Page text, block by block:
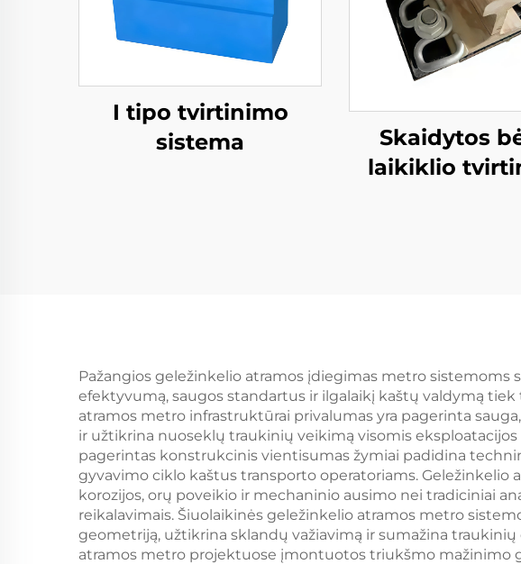
I tipo tvirtinimo
sistema
Skaidytos
laikiklio
Pažangios geležinkelio atramos įdiegimas metro
efektyvumą, saugos standartus ir ilgalaikį kaštų valdymą
atramos metro infrastruktūrai privalumas yra pagerinta
ir užtikrina nuoseklų traukinių veikimą visomis
pagerintas konstrukcinis vientisumas žymiai padidina
gyvavimo ciklo kaštus transporto operatoriams.
korozijos, orų poveikio ir mechaninio ausimo nei tradiciniai
reikalavimais. Šiuolaikinės geležinkelio atramos metro
geometriją, užtikrina sklandų važiavimą ir sumažina
atramos metro projektuose įmontuotos triukšmo mažinimo